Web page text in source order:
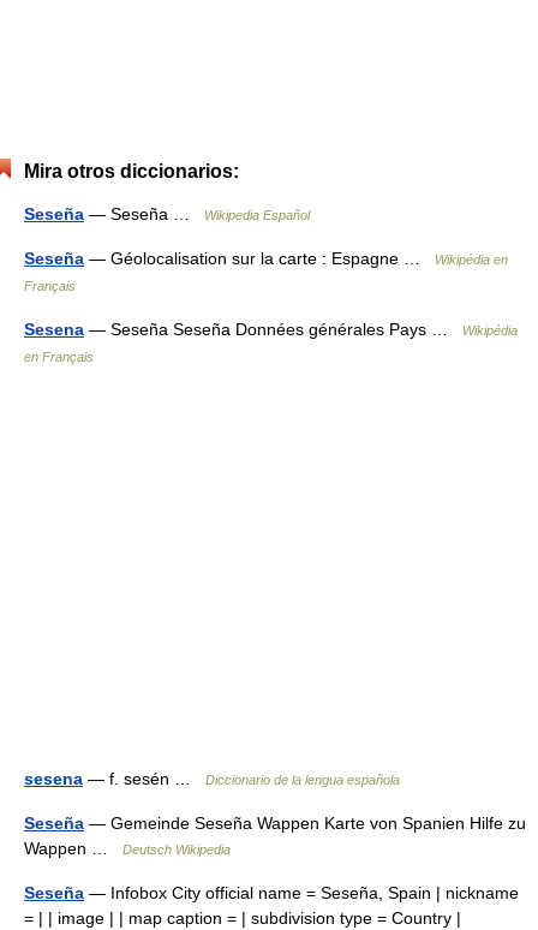
Mira otros diccionarios:
Seseña — Seseña … Wikipedia Español
Seseña — Géolocalisation sur la carte : Espagne …
Wikipédia en
Français
Sesena — Seseña Seseña Données générales Pays …
Wikipédia
en Français
sesena — f. sesén … Diccionario de la lengua española
Seseña — Gemeinde Seseña Wappen Karte von Spanien Hilfe zu
Wappen …
Deutsch Wikipedia
Seseña — Infobox City official name = Seseña, Spain | nickname
= | | image | | map caption = | subdivision type = Country |